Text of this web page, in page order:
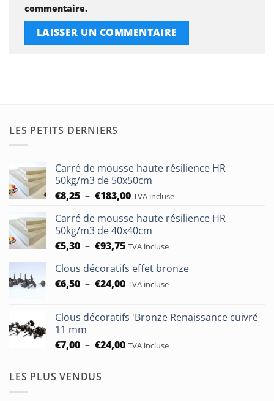
commentaire.
LES PETITS DERNIERS
Carré de mousse haute résilience HR
50kg/m3 de 50x50cm
€8,25 – €183,00Plage
prix :
€8,25
à
TVA incluse
Carré de mousse haute résilience HR
50kg/m3 de 40x40cm
€5,30 – €93,75Plage
prix :
€5,30
TVA incluse
Clous décoratifs effet bronze
€6,50 – €24,00Plage
€6,50
€24,00
TVA incluse
Clous décoratifs 'Bronze Renaissance cuivré
11 mm
€7,00 – €24,00Plage
TVA incluse
LES PLUS VENDUS